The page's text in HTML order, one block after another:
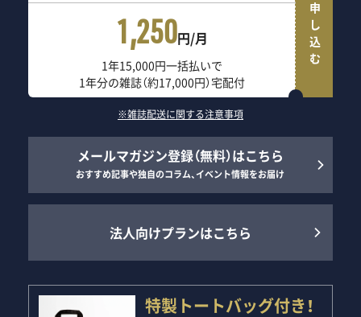
1,250円/月
1年15,000円一括払いで
1年分の雑誌（約17,000円）宅配付
申し込む
※雑誌配送に関する注意事項
メールマガジン登録（無料）はこちら
おすすめ記事や独自のコラム、イベント情報をお届け
法人向けプランはこちら
特製トートバッグ付き！